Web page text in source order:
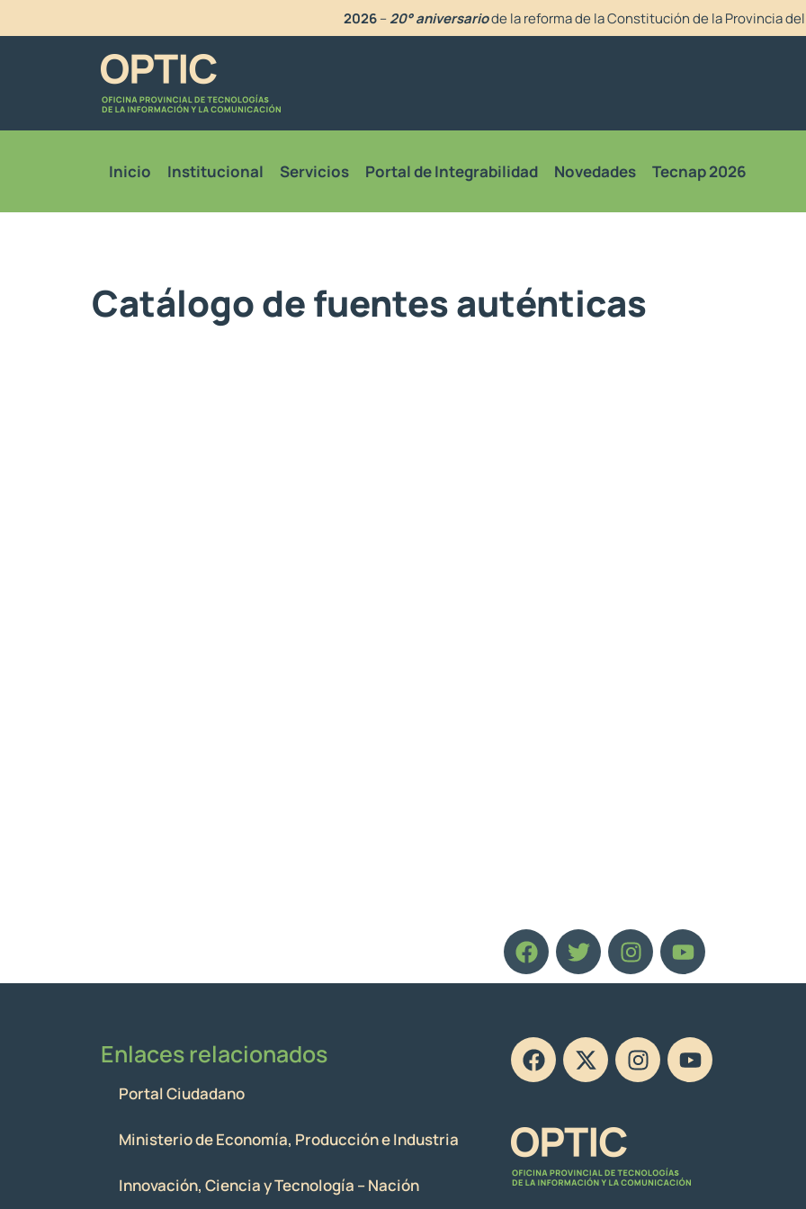
2026–20° aniversariode la reforma de la Constitución de la Provincia
Inicio Institucional Servicios Portal de Integrabilidad Novedades Tecnap 2026
Catálogo de fuentes auténticas
Enlaces relacionados
Portal Ciudadano
Ministerio de Economía, Producción e Industria
Innovación, Ciencia y Tecnología – Nación